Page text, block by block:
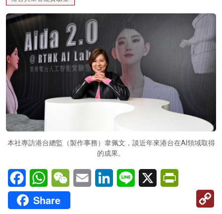
本社專訪港台總監（製作事務）韋佩文，談近年來港台在AI領域取得
的成果。
FacebookWhatsAppWeChatEmail LinkedInLine X
Share